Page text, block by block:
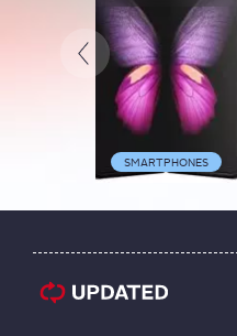
SMARTPHONES